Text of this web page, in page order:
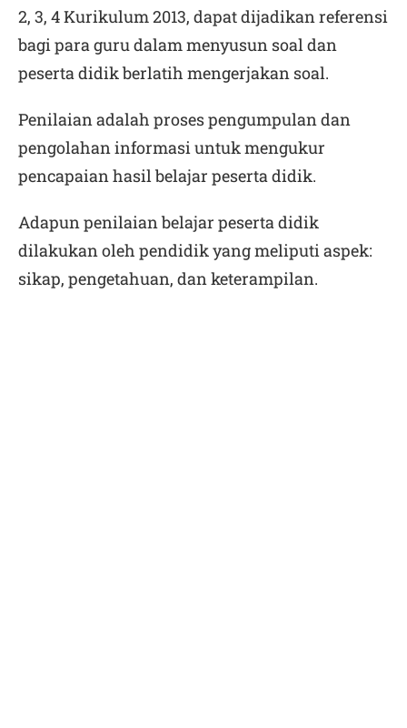
2, 3, 4 Kurikulum 2013, dapat dijadikan referensi
bagi para guru dalam menyusun soal dan
peserta didik berlatih mengerjakan soal.
Penilaian adalah proses pengumpulan dan
pengolahan informasi untuk mengukur
pencapaian hasil belajar peserta didik.
Adapun penilaian belajar peserta didik
dilakukan oleh pendidik yang meliputi aspek:
sikap, pengetahuan, dan keterampilan.